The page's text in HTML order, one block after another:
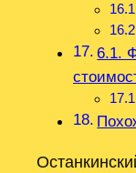
6.1.